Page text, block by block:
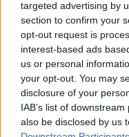
targeted advertising by
section to confirm your
opt-out request is
interest-based ads
us or personal
your opt-out. You may
disclosure of your
IAB’s list of
also be disclosed by us
Paris 2024 – Press kit